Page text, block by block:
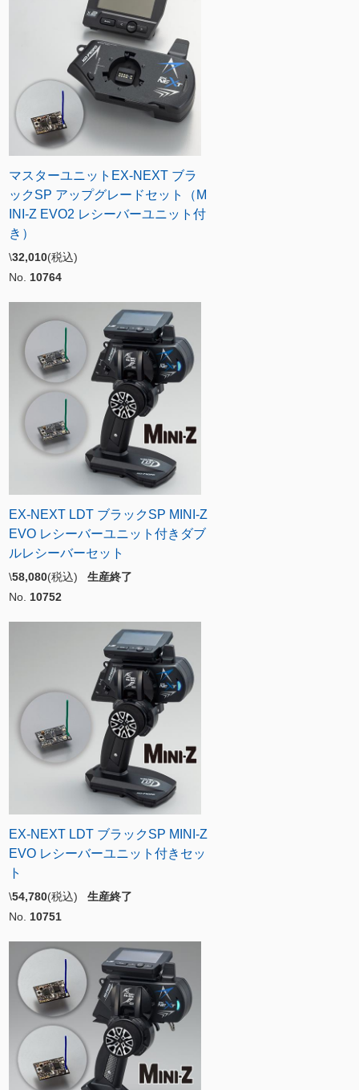
マスターユニットEX-NEXT ブラ
ックSP アップグレードセット（M
INI-Z EVO2 レシーバーユニット付
き）
\32,010(税込)
No. 10764
EX-NEXT LDT ブラックSP MINI-Z
EVO レシーバーユニット付きダブ
ルレシーバーセット
\58,080(税込) 生産終了
No. 10752
EX-NEXT LDT ブラックSP MINI-Z
EVO レシーバーユニット付きセッ
ト
\54,780(税込) 生産終了
No. 10751